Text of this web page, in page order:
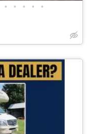
• • • • •